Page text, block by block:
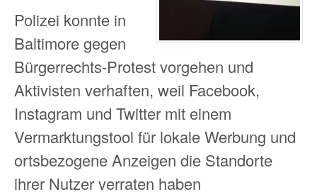
Polizei konnte in
Baltimore gegen
Bürgerrechts-Protest vorgehen und
Aktivisten verhaften, weil Facebook,
Instagram und Twitter mit einem
Vermarktungstool für lokale Werbung und
ortsbezogene Anzeigen die Standorte
ihrer Nutzer verraten haben